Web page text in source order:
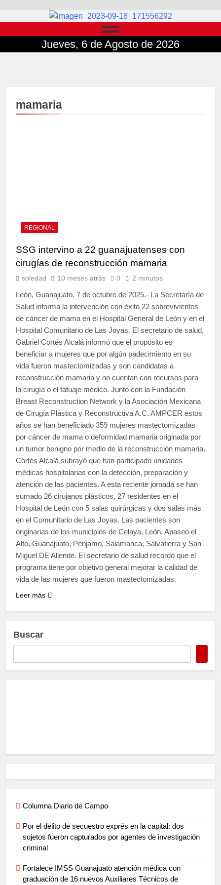
Jueves, 6 de Agosto de 2026
mamaria
REGIONAL
SSG intervino a 22 guanajuatenses con
cirugías de reconstrucción mamaria
soledad 10 meses atrás 0 2 minutos
León, Guanajuato. 7 de octubre de 2025.- La Secretaría de
Salud informa la intervención con éxito 22 sobrevivientes
de cáncer de mama en el Hospital General de León y en el
Hospital Comunitario de Las Joyas. El secretario de salud,
Gabriel Cortés Alcalá informó que el propósito es
beneficiar a mujeres que por algún padecimiento en su
vida fueron mastectomizadas y son candidatas a
reconstrucción mamaria y no cuentan con recursos para
la cirugía o el tatuaje médico. Junto con la Fundación
Breast Reconstruction Network y la Asociación Mexicana
de Cirugía Plástica y Reconstructiva A.C. AMPCER estos
años se han beneficiado 359 mujeres mastectomizadas
por cáncer de mama o deformidad mamaria originada por
un tumor benigno por medio de la reconstrucción mamaria.
Cortés Alcalá subrayó que han participado unidades
médicas hospitalarias con la detección, preparación y
atención de las pacientes. A esta reciente jornada se han
sumado 26 cirujanos plásticos, 27 residentes en el
Hospital de León con 5 salas quirúrgicas y dos salas más
en el Comunitario de Las Joyas. Las pacientes son
originarias de los municipios de Celaya, León, Apaseo el
Alto, Guanajuato, Pénjamo, Salamanca, Salvatierra y San
Miguel DE Allende. El secretario de salud recordó que el
programa tiene por objetivo general mejorar la calidad de
vida de las mujeres que fueron mastectomizadas.
Leer más
Buscar
Columna Diario de Campo
Por el delito de secuestro exprés en la capital: dos
sujetos fueron capturados por agentes de investigación
criminal
Fortalece IMSS Guanajuato atención médica con
graduación de 16 nuevos Auxiliares Técnicos de